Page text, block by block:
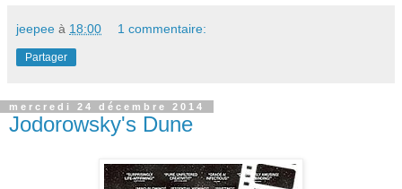
jeepee à 18:00 1 commentaire:
Partager
mercredi 24 décembre 2014
Jodorowsky's Dune